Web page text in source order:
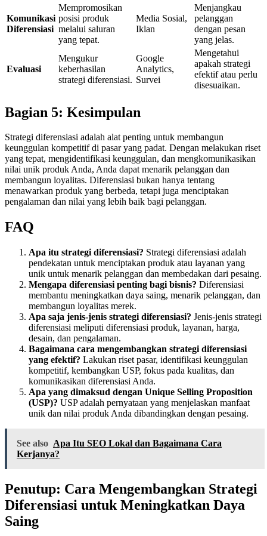
Komunikasi
Diferensiasi
Mempromosikan
posisi produk
melalui saluran
yang tepat.
Media Sosial,
Iklan
Menjangkau
pelanggan
dengan pesan
yang jelas.
Evaluasi
Mengukur
keberhasilan
strategi diferensiasi.
Google
Analytics,
Survei
Mengetahui
apakah strategi
efektif atau perlu
disesuaikan.
Bagian 5: Kesimpulan
Strategi diferensiasi adalah alat penting untuk membangun
keunggulan kompetitif di pasar yang padat. Dengan melakukan riset
yang tepat, mengidentifikasi keunggulan, dan mengkomunikasikan
nilai unik produk Anda, Anda dapat menarik pelanggan dan
membangun loyalitas. Diferensiasi bukan hanya tentang
menawarkan produk yang berbeda, tetapi juga menciptakan
pengalaman dan nilai yang lebih baik bagi pelanggan.
FAQ
Apa itu strategi diferensiasi? Strategi diferensiasi adalah
pendekatan untuk menciptakan produk atau layanan yang
unik untuk menarik pelanggan dan membedakan dari pesaing.
Mengapa diferensiasi penting bagi bisnis? Diferensiasi
membantu meningkatkan daya saing, menarik pelanggan, dan
membangun loyalitas merek.
Apa saja jenis-jenis strategi diferensiasi? Jenis-jenis strategi
diferensiasi meliputi diferensiasi produk, layanan, harga,
desain, dan pengalaman.
Bagaimana cara mengembangkan strategi diferensiasi
yang efektif? Lakukan riset pasar, identifikasi keunggulan
kompetitif, kembangkan USP, fokus pada kualitas, dan
komunikasikan diferensiasi Anda.
Apa yang dimaksud dengan Unique Selling Proposition
(USP)? USP adalah pernyataan yang menjelaskan manfaat
unik dan nilai produk Anda dibandingkan dengan pesaing.
See also Apa Itu SEO Lokal dan Bagaimana Cara
Kerjanya?
Penutup: Cara Mengembangkan Strategi
Diferensiasi untuk Meningkatkan Daya
Saing